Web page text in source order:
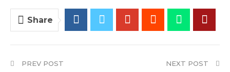
Share
PREV POST NEXT POST